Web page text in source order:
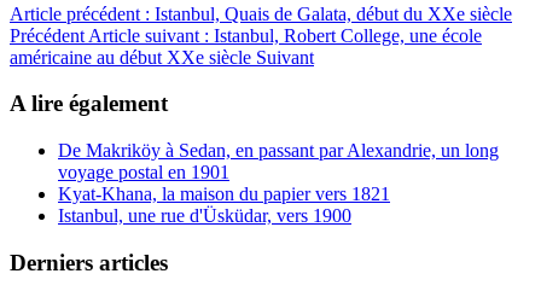
Article précédent : Istanbul, Quais de Galata, début du XXe siècle
Précédent Article suivant : Istanbul, Robert College, une école
américaine au début XXe siècle Suivant
A lire également
De Makriköy à Sedan, en passant par Alexandrie, un long
voyage postal en 1901
Kyat-Khana, la maison du papier vers 1821
Istanbul, une rue d'Üsküdar, vers 1900
Derniers articles